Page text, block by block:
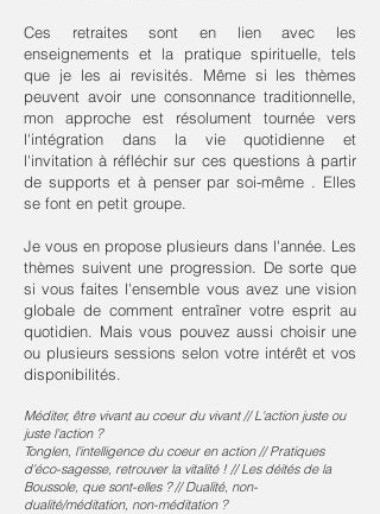
Ces retraites sont en lien avec les
enseignements et la pratique spirituelle, tels
que je les ai revisités. Même si les thèmes
peuvent avoir une consonnance traditionnelle,
mon approche est résolument tournée vers
l'intégration dans la vie quotidienne et
l'invitation à réfléchir sur ces questions à partir
de supports et à penser par soi-même . Elles
se font en petit groupe.
Je vous en propose plusieurs dans l'année. Les
thèmes suivent une progression. De sorte que
si vous faites l'ensemble vous avez une vision
globale de comment entraîner votre esprit au
quotidien. Mais vous pouvez aussi choisir une
ou plusieurs sessions selon votre intérêt et vos
disponibilités.
Méditer, être vivant au coeur du vivant // L'action juste ou
juste l'action ?
Tonglen, l'intelligence du coeur en action // Pratiques
d'éco-sagesse, retrouver la vitalité ! // Les déités de la
Boussole, que sont-elles ? // Dualité, non-
dualité/méditation, non-méditation ?